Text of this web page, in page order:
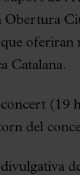
oferiran
Catalana.
(19
del